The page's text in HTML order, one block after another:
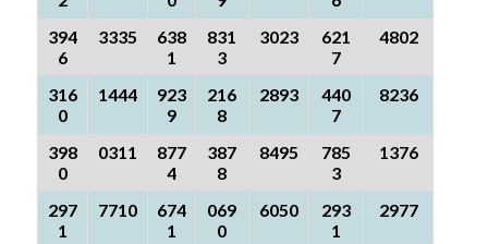
394
6
3335
638
1
831
3
3023
621
7
4802
316
0
1444
923
9
216
8
2893
440
7
8236
398
0
0311
877
4
387
8
8495
785
3
1376
297
1
7710
674
1
069
0
6050
293
1
2977